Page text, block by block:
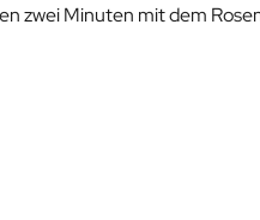
zwei Minuten mit dem